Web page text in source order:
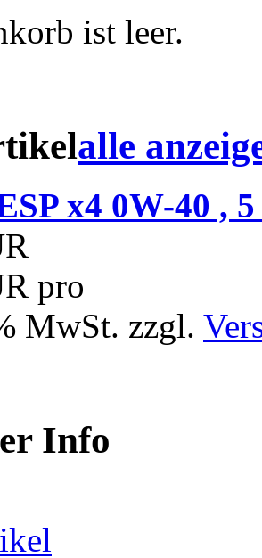
ist leer.
alle
x4 0W-40 ,
pro
MwSt. zzgl.
Info